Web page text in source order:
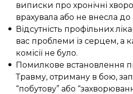
виписки про хронічні
врахувала або не внесла
Відсутність профільних
вас проблеми із серцем, а
комісії не було.
Помилкове встановлення
Травму, отриману в бою,
“побутову” або